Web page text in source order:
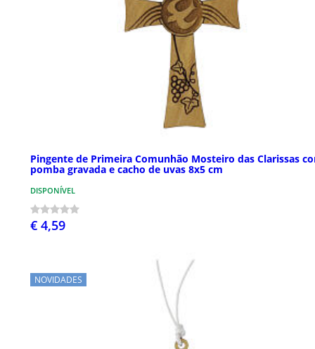
Pingente de Primeira Comunhão Mosteiro das Clarissas
pomba gravada e cacho de uvas 8x5 cm
DISPONÍVEL
€ 4,59
NOVIDADES